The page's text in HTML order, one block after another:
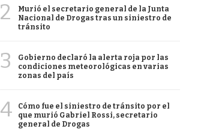
2
Murió el secretario general de la Junta
Nacional de Drogas tras un siniestro de
tránsito
3
Gobierno declaró la alerta roja por las
condiciones meteorológicas en varias
zonas del país
4
Cómo fue el siniestro de tránsito por el
que murió Gabriel Rossi, secretario
general de Drogas